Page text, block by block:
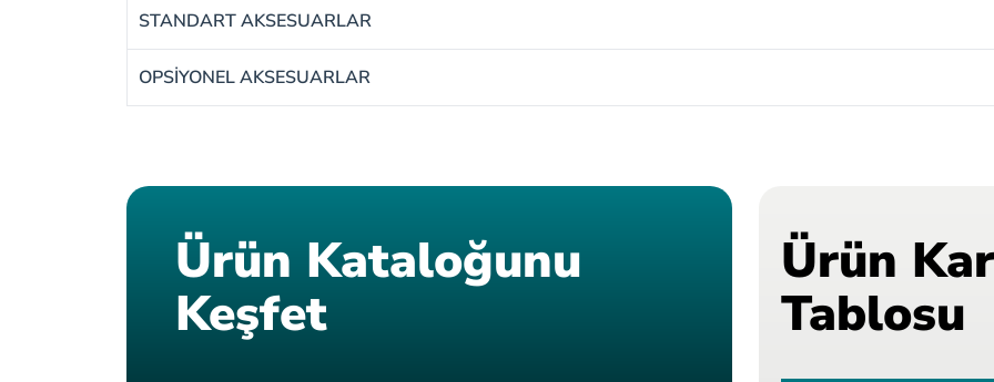
STANDART AKSESUARLAR
OPSİYONEL AKSESUARLAR
Ürün Kataloğunu
Keşfet
Ürün
Tablosu